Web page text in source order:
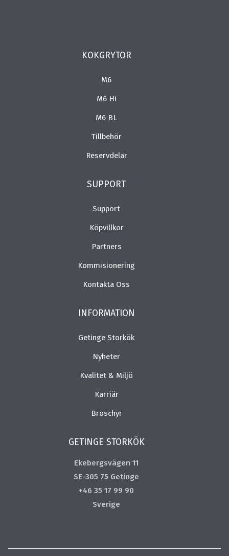
KOKGRYTOR
M6
M6 Hi
M6 BL
Tillbehör
Reservdelar
SUPPORT
Support
Köpvillkor
Partners
Kommisionering
Kontakta Oss
INFORMATION
Getinge Storkök
Nyheter
Kvalitet & Miljö
Karriär
Broschyr
GETINGE STORKÖK
Ekebergsvägen 11
SE-305 75 Getinge
+46 35 17 99 90
Sverige